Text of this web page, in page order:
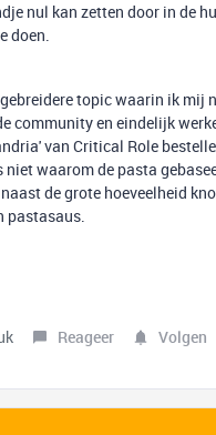
nul kan zetten door in de
doen.
topic waarin ik mij
community en eindelijk
van Critical Role
waarom de pasta
de grote hoeveelheid
pastasaus.
Reageer Volgen